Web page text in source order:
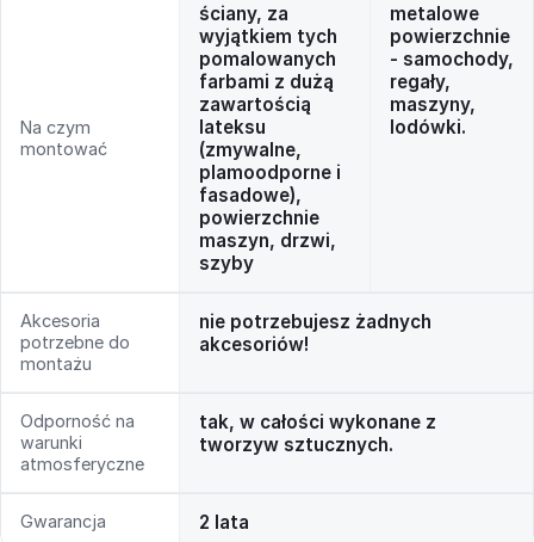
Na czym
montować
ściany, za
wyjątkiem tych
pomalowanych
farbami z dużą
zawartością
lateksu
(zmywalne,
plamoodporne i
fasadowe),
powierzchnie
maszyn, drzwi,
szyby
metalowe
powierzchnie
- samochody,
regały,
maszyny,
lodówki.
Akcesoria
potrzebne do
montażu
nie potrzebujesz żadnych
akcesoriów!
Odporność na
warunki
atmosferyczne
tak, w całości wykonane z
tworzyw sztucznych.
Gwarancja 2 lata